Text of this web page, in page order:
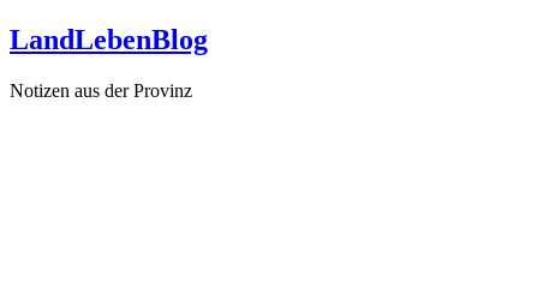
Zum
Inhalt
LandLebenBlog
Notizen aus der Provinz